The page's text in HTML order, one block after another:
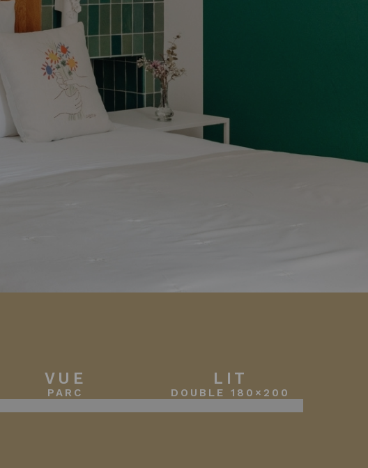
VUE
PARC
LIT
DOUBLE 180×200